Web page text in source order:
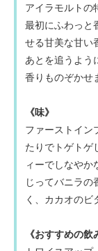
アイラモルトの
最初にふわっと
せる甘美な甘い
あとを追うよう
香りものぞかせ
《味》
ファーストイン
たりでトゲトゲ
ィーでしなやか
じってバニラの
く、カカオのビ
《おすすめの飲